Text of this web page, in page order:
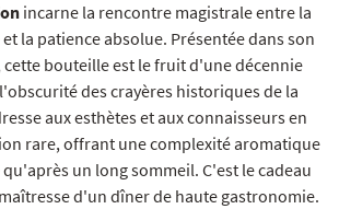
incarne la rencontre magistrale entre la
la patience absolue. Présentée dans son
cette bouteille est le fruit d'une décennie
des crayères historiques de la
aux esthètes et aux connaisseurs en
rare, offrant une complexité aromatique
un long sommeil. C'est le cadeau
d'un dîner de haute gastronomie.